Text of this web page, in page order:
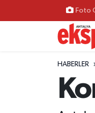
Foto
HABERLER
ÖZEL HABER
GÜNDEM
YEREL GÜNDEM
Nöbetçi
Hava Durumu
Trafik Durumu